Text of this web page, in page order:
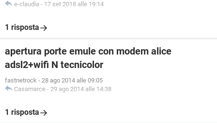
e-claudia - 17 set 2018 alle 19:14
1 risposta
apertura porte emule con modem alice
adsl2+wifi N tecnicolor
fastnetrock - 28 ago 2014 alle 09:05
Casamarce - 29 ago 2014 alle 14:38
1 risposta